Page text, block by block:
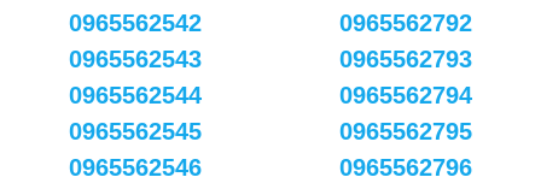
0965562542
0965562543
0965562544
0965562545
0965562546
0965562792
0965562793
0965562794
0965562795
0965562796